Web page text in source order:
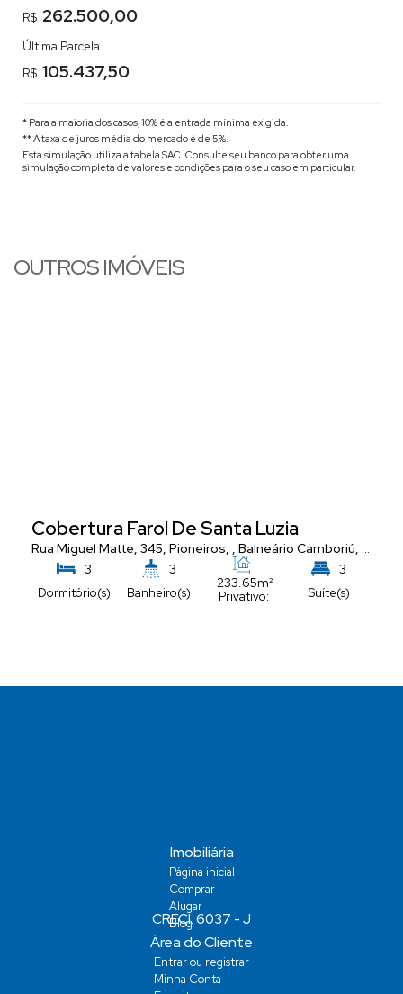
R$ 262.500,00
Última Parcela
R$ 105.437,50
* Para a maioria dos casos, 10% é a entrada mínima exigida.
** A taxa de juros média do mercado é de 5%.
Esta simulação utiliza a tabela SAC. Consulte seu banco para obter uma
simulação completa de valores e condições para o seu caso em particular.
OUTROS IMÓVEIS
Catarina,Brasil
Cobertura Farol De Santa Luzia
Rua Miguel Matte, 345, Pioneiros , Balneário Camboriú, Santa
3
Dormitório(s)
3
Banheiro(s) Privativo:
233.65m²
3
Suíte(s)
Imobiliária
Página inicial
Comprar
Alugar
Blog
Área do Cliente
Entrar ou registrar
Minha Conta